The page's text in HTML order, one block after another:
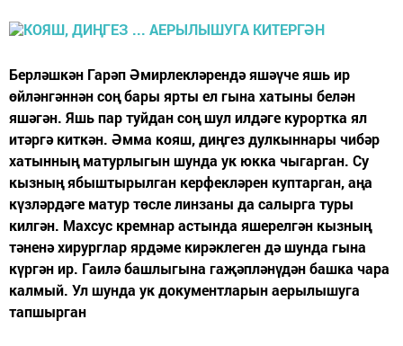
Берләшкән Гарәп Әмирлекләрендә яшәүче яшь ир
өйләнгәннән соң бары ярты ел гына хатыны белән
яшәгән. Яшь пар туйдан соң шул илдәге курортка ял
итәргә киткән. Әмма кояш, диңгез дулкыннары чибәр
хатынның матурлыгын шунда ук юкка чыгарган. Су
кызның ябыштырылган керфекләрен куптарган, аңа
күзләрдәге матур төсле линзаны да салырга туры
килгән. Махсус кремнар астында яшерелгән кызның
тәненә хирурглар ярдәме кирәклеген дә шунда гына
күргән ир. Гаилә башлыгына гаҗәпләнүдән башка чара
калмый. Ул шунда ук документларын аерылышуга
тапшырган